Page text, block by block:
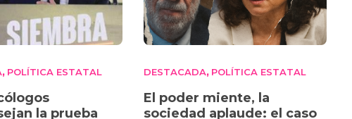
, POLÍTICA ESTATAL
la prueba
DESTACADA, POLÍTICA ESTATAL
El poder miente, la
sociedad aplaude: el caso